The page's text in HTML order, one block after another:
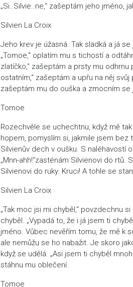
„Si..Silvie..ne,“ zašeptám jeho jméno,
Silvien La Croix
Jeho krev je úžasná. Tak sladká a já
„Tomoe,“ oplatím mu s tichostí a
zlatíčko,“ zašeptám a prsty mu
ostatním,“ zašeptám a upřu na něj
zašeptám mu do ouška a zmocním
Tomoe
Rozechvěle se uchechtnu, když mě
hopem, pomyslím si, jakmile jsem bez
Silvienův dech v oušku. S naléhavostí
„Mnn-ahh!“zasténám Silvienovi do
Silvienovi do ruky. Kruci! A tohle se
Silvien La Croix
„Tak moc jsi mi chyběl,“ povzdechnu
chyběl. „Vypadá to, že i já jsem ti
jméno. Vůbec nevěřím tomu, že mě k
ale nemůžu se ho nabažit. Je skoro
když se udělá. „Asi jsem ti chyběl
stáhnu mu oblečení.
Tomoe